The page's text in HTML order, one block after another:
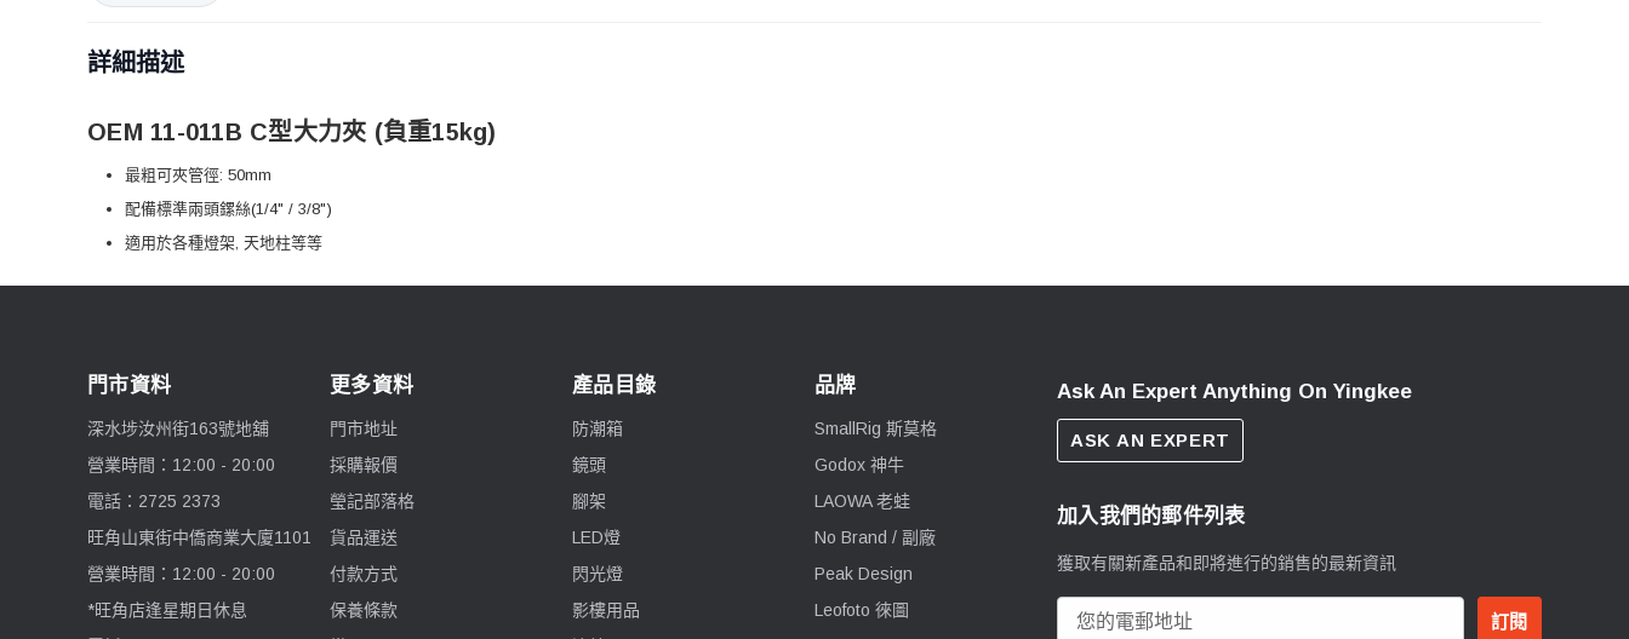
詳細描述
OEM 11-011B C型大力夾 (負重15kg)
最粗可夾管徑: 50mm
配備標準兩頭鏍絲(1/4" / 3/8")
適用於各種燈架, 天地柱等等
門市資料
深水埗汝州街163號地舖
營業時間：12:00 - 20:00
電話：2725 2373
旺角山東街中僑商業大廈1101
營業時間：12:00 - 20:00
*旺角店逢星期日休息
更多資料
門市地址
採購報價
瑩記部落格
貨品運送
付款方式
保養條款
產品目錄
防潮箱
鏡頭
腳架
LED燈
閃光燈
影樓用品
品牌
SmallRig 斯莫格
Godox 神牛
LAOWA 老蛙
No Brand / 副廠
Peak Design
Leofoto 徠圖
Ask An Expert Anything On Yingkee
ASK AN EXPERT
加入我們的郵件列表
獲取有關新產品和即將進行的銷售的最新資訊